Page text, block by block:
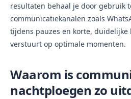
resultaten behaal je door gebruik
communicatiekanalen zoals
tijdens pauzes en korte, duidelijke
verstuurt op optimale momenten.
Waarom is
nachtploegen zo